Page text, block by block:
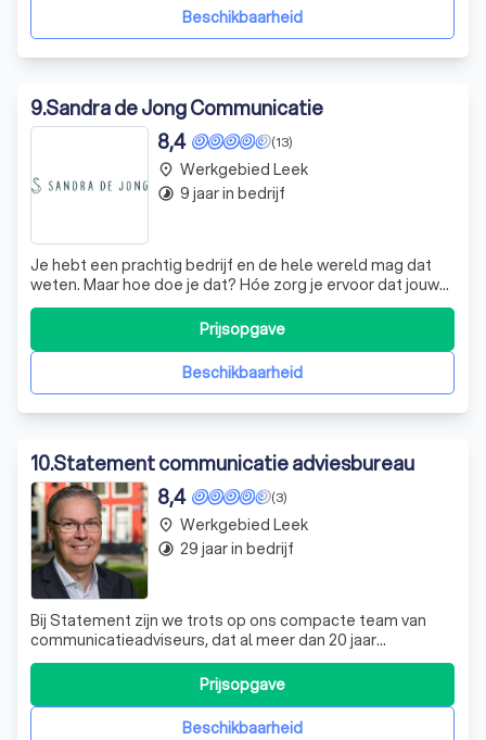
uitnodigen tot verder lezen, boeien en bijblij
Beschikbaarheid
9.Sandra de Jong Communicatie
(13)
8,4
Je hebt een prachtig bedrijf en de hele wereld mag dat
weten. Maar hoe doe je dat? Hóe zorg je ervoor dat jouw
klanten snappen wie jij als ondernemer bent, wat je nou
eigenlijk doet en waar jij precies voor staat? Marketing &
Copywriting kunnen niet zonder merkstrategie: wie ben je,
Beschikbaarheid
Prijsopgave
place Werkgebied Leek
timelapse 9 jaar in bedrijf
10.Statement communicatie adviesbureau
(3)
8,4
Bij Statement zijn we trots op ons compacte team van
communicatieadviseurs, dat al meer dan 20 jaar
samenwerkt met een uitgebreid netwerk van specialisten
en mediaproducenten. Wij onderscheiden ons door onze
passie voor communicatie en de enorme variëteit aan
projecten die we aanpakken. Of het nu ga
Beschikbaarheid
Prijsopgave
place Werkgebied Leek
timelapse 29 jaar in bedrijf